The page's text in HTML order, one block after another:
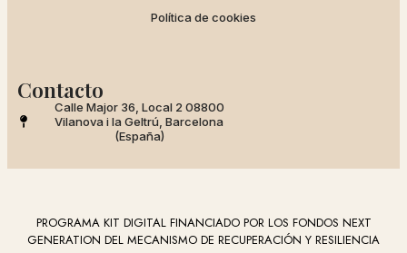
Política de cookies
Contacto
Calle Major 36, Local 2 08800
Vilanova i la Geltrú, Barcelona
(España)
PROGRAMA KIT DIGITAL FINANCIADO POR LOS FONDOS NEXT
GENERATION DEL MECANISMO DE RECUPERACIÓN Y RESILIENCIA